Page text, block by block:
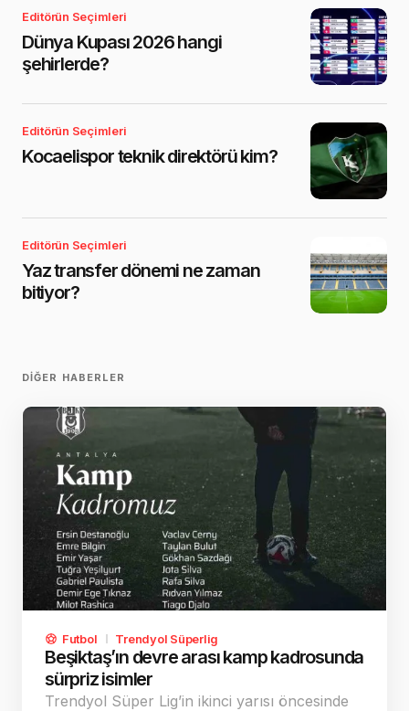
Editörün Seçimleri
Dünya Kupası 2026 hangi
şehirlerde?
Editörün Seçimleri
Kocaelispor teknik direktörü kim?
Editörün Seçimleri
Yaz transfer dönemi ne zaman
bitiyor?
DIĞER HABERLER
Futbol Trendyol Süperlig
Beşiktaş’ın devre arası kamp kadrosunda
sürpriz isimler
Trendyol Süper Lig’in ikinci yarısı öncesinde